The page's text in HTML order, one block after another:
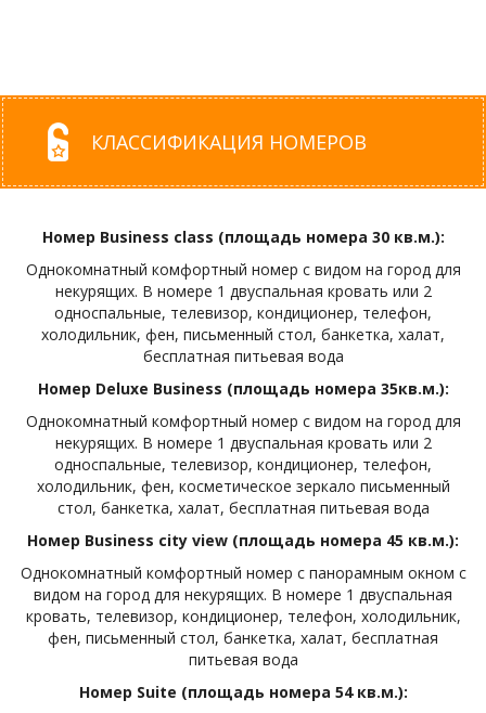
КЛАССИФИКАЦИЯ НОМЕРОВ
Номер Business class (площадь номера 30 кв.м.):
Однокомнатный комфортный номер с видом на город для
некурящих. В номере 1 двуспальная кровать или 2
односпальные, телевизор, кондиционер, телефон,
холодильник, фен, письменный стол, банкетка, халат,
бесплатная питьевая вода
Номер Deluxe Business (площадь номера 35кв.м.):
Однокомнатный комфортный номер с видом на город для
некурящих. В номере 1 двуспальная кровать или 2
односпальные, телевизор, кондиционер, телефон,
холодильник, фен, косметическое зеркало письменный
стол, банкетка, халат, бесплатная питьевая вода
Номер Business city view (площадь номера 45 кв.м.):
Однокомнатный комфортный номер с панорамным окном с
видом на город для некурящих. В номере 1 двуспальная
кровать, телевизор, кондиционер, телефон, холодильник,
фен, письменный стол, банкетка, халат, бесплатная
питьевая вода
Номер Suite (площадь номера 54 кв.м.):